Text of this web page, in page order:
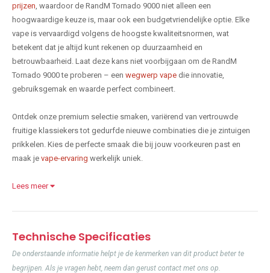
prijzen , waardoor de RandM Tornado 9000 niet alleen een
hoogwaardige keuze is, maar ook een budgetvriendelijke optie. Elke
vape is vervaardigd volgens de hoogste kwaliteitsnormen, wat
betekent dat je altijd kunt rekenen op duurzaamheid en
betrouwbaarheid. Laat deze kans niet voorbijgaan om de RandM
Tornado 9000 te proberen – een wegwerp vape die innovatie,
gebruiksgemak en waarde perfect combineert.
Ontdek onze premium selectie smaken, variërend van vertrouwde
fruitige klassiekers tot gedurfde nieuwe combinaties die je zintuigen
prikkelen. Kies de perfecte smaak die bij jouw voorkeuren past en
maak je vape-ervaring werkelijk uniek.
Lees meer
Technische Specificaties
De onderstaande informatie helpt je de kenmerken van dit product beter te
begrijpen. Als je vragen hebt, neem dan gerust contact met ons op.